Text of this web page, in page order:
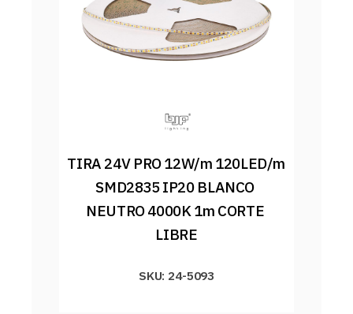
TIRA 24V PRO 12W/m 120LED/m
SMD2835 IP20 BLANCO
NEUTRO 4000K 1m CORTE
LIBRE
SKU: 24-5093